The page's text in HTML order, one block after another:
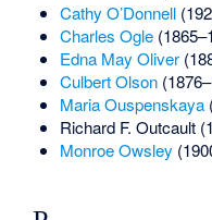
Cathy O’Donnell
Charles Ogle
Edna May Oliver
Culbert Olson
Maria Ouspenskaya
Richard F. Outcault
Monroe Owsley